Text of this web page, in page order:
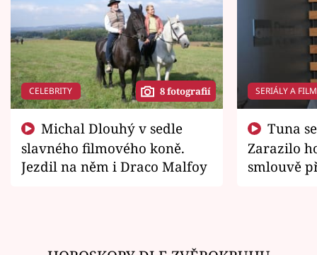
CELEBRITY 8 fotografií
slavného filmového koně.
Jezdil na něm i Draco Malfoy
SERIÁLY A
Zarazilo
smlouvě